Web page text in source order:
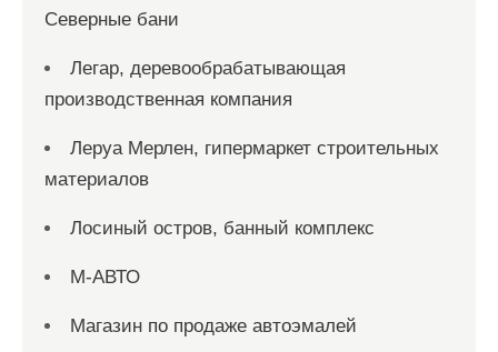
Северные бани
Легар, деревообрабатывающая
производственная компания
Леруа Мерлен, гипермаркет строительных
материалов
Лосиный остров, банный комплекс
М-АВТО
Магазин по продаже автоэмалей